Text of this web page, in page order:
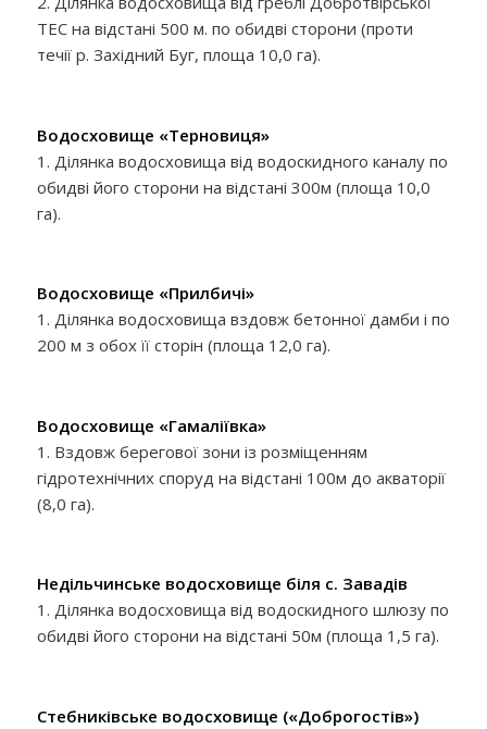
ТЕС на відстані 500 м. по обидві сторони (проти
течії р. Західний Буг, площа 10,0 га).
Водосховище «Терновиця»
1. Ділянка водосховища від водоскидного каналу по
обидві його сторони на відстані 300м (площа 10,0
га).
Водосховище «Прилбичі»
1. Ділянка водосховища вздовж бетонної дамби і по
200 м з обох її сторін (площа 12,0 га).
Водосховище «Гамаліївка»
1. Вздовж берегової зони із розміщенням
гідротехнічних споруд на відстані 100м до акваторії
(8,0 га).
Недільчинське водосховище біля с. Завадів
1. Ділянка водосховища від водоскидного шлюзу по
обидві його сторони на відстані 50м (площа 1,5 га).
Стебниківське водосховище («Доброгостів»)